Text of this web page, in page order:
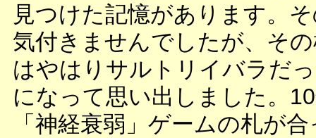
見つけた記憶があります。
気付きませんでしたが、そ
はやはりサルトリイバラだ
になって思い出しました。
「神経衰弱」ゲームの札が